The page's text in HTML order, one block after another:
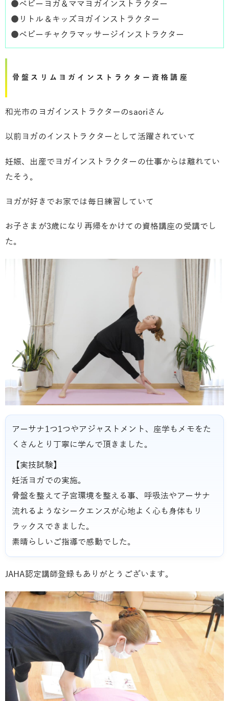
●ベビーヨガ＆ママヨガインストラクター
● リトル＆キッズヨガインストラクター
●ベビーチャクラマッサージインストラクター
骨盤スリムヨガインストラクター資格講座
和光市のヨガインストラクターのsaoriさん
以前ヨガのインストラクターとして活躍されていて
妊娠、出産でヨガインストラクターの仕事からは離れてい
たそう。
ヨガが好きでお家では毎日練習していて
お子さまが3歳になり再帰をかけての資格講座の受講でし
た。
アーサナ1つ1つやアジャストメント、座学もメモをた
くさんとり丁寧に学んで頂きました。
【実技試験】
妊活ヨガでの実施。
骨盤を整えて子宮環境を整える事、呼吸法やアーサナ
流れるようなシークエンスが心地よく心も身体もリ
ラックスできました。
素晴らしいご指導で感動でした。
JAHA認定講師登録もありがとうございます。